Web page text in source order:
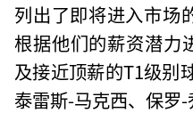
列出了即将进入市场
根据他们的薪资潜力
及接近顶薪的T1级别
泰雷斯-马克西、保罗-